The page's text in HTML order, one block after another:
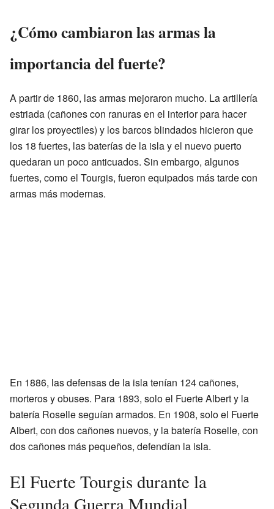
¿Cómo cambiaron las armas la
importancia del fuerte?
A partir de 1860, las armas mejoraron mucho. La artillería
estriada (cañones con ranuras en el interior para hacer
girar los proyectiles) y los barcos blindados hicieron que
los 18 fuertes, las baterías de la isla y el nuevo puerto
quedaran un poco anticuados. Sin embargo, algunos
fuertes, como el Tourgis, fueron equipados más tarde con
armas más modernas.
En 1886, las defensas de la isla tenían 124 cañones,
morteros y obuses. Para 1893, solo el Fuerte Albert y la
batería Roselle seguían armados. En 1908, solo el Fuerte
Albert, con dos cañones nuevos, y la batería Roselle, con
dos cañones más pequeños, defendían la isla.
El Fuerte Tourgis durante la
Segunda Guerra Mundial